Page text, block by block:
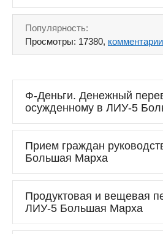
Популярность:
Просмотры: 17380,
Ф-Деньги. Денежный
осужденному в ЛИУ-5
Прием граждан
Большая Марха
Продуктовая и вещевая
ЛИУ-5 Большая Марха